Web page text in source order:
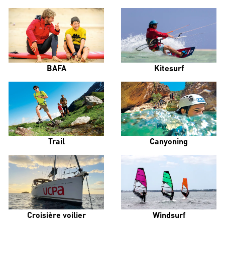
BAFA Kitesurf
Trail Canyoning
Croisière voilier Windsurf